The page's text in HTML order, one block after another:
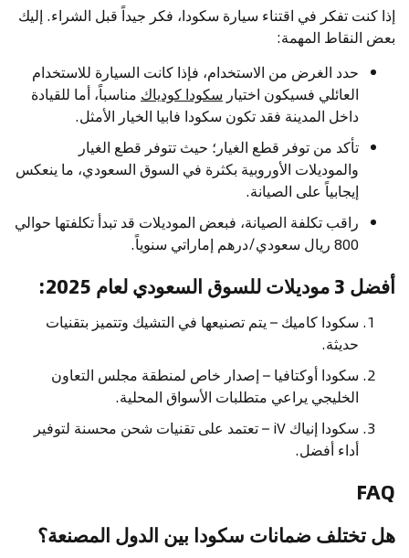
إذا كنت تفكر في اقتناء سيارة سكودا، فكر جيداً قبل الشراء. إليك
بعض النقاط المهمة:
حدد الغرض من الاستخدام، فإذا كانت السيارة للاستخدام
العائلي فسيكون اختيار سكودا كودياك مناسباً، أما للقيادة
داخل المدينة فقد تكون سكودا فابيا الخيار الأمثل.
تأكد من توفر قطع الغيار؛ حيث تتوفر قطع الغيار
والموديلات الأوروبية بكثرة في السوق السعودي، ما ينعكس
إيجابياً على الصيانة.
راقب تكلفة الصيانة، فبعض الموديلات قد تبدأ تكلفتها حوالي
800 ريال سعودي/درهم إماراتي سنوياً.
أفضل 3 موديلات للسوق السعودي لعام 2025:
سكودا كاميك – يتم تصنيعها في التشيك وتتميز بتقنيات
حديثة.
سكودا أوكتافيا – إصدار خاص لمنطقة مجلس التعاون
الخليجي يراعي متطلبات الأسواق المحلية.
سكودا إنياك iV – تعتمد على تقنيات شحن محسنة لتوفير
أداء أفضل.
FAQ
هل تختلف ضمانات سكودا بين الدول المصنعة؟